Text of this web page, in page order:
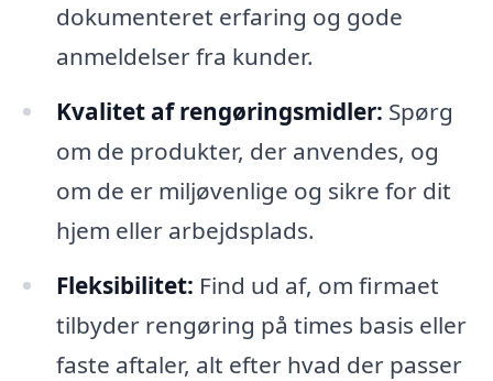
dokumenteret erfaring og gode
anmeldelser fra kunder.
Kvalitet af rengøringsmidler: Spørg
om de produkter, der anvendes, og
om de er miljøvenlige og sikre for dit
hjem eller arbejdsplads.
Fleksibilitet: Find ud af, om firmaet
tilbyder rengøring på times basis eller
faste aftaler, alt efter hvad der passer